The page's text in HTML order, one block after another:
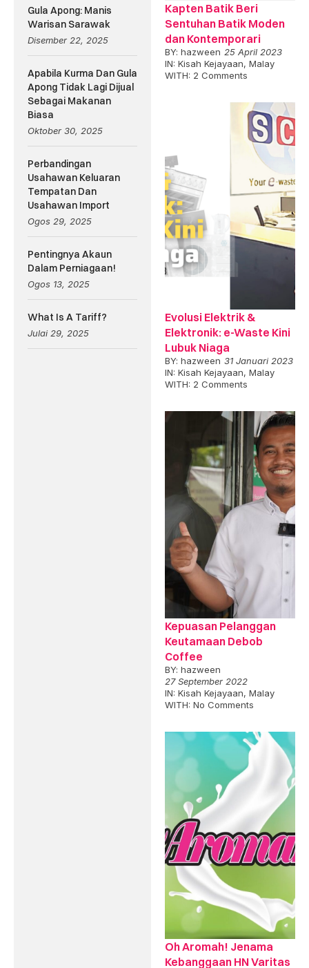
Gula Apong: Manis
Warisan Sarawak
Disember 22, 2025
Apabila Kurma Dan Gula
Apong Tidak Lagi Dijual
Sebagai Makanan
Biasa
Oktober 30, 2025
Perbandingan
Usahawan Keluaran
Tempatan Dan
Usahawan Import
Ogos 29, 2025
Pentingnya Akaun
Dalam Perniagaan!
Ogos 13, 2025
What Is A Tariff?
Julai 29, 2025
Kapten Batik Beri
Sentuhan Batik Moden
dan Kontemporari
BY: hazween 25 April 2023
IN: Kisah Kejayaan,Malay
WITH: 2 Comments
Evolusi Elektrik &
Elektronik: e-Waste Kini
Lubuk Niaga
BY: hazween 31 Januari 2023
IN: Kisah Kejayaan,Malay
WITH: 2 Comments
Kepuasan Pelanggan
Keutamaan Debob
Coffee
BY: hazween
27 September 2022
IN: Kisah Kejayaan,Malay
WITH: No Comments
Oh Aromah! Jenama
Kebanggaan HN Varitas